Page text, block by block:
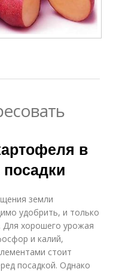
в
земли
удобрить, и только
Для хорошего урожая
и калий,
стоит
посадкой. Однако